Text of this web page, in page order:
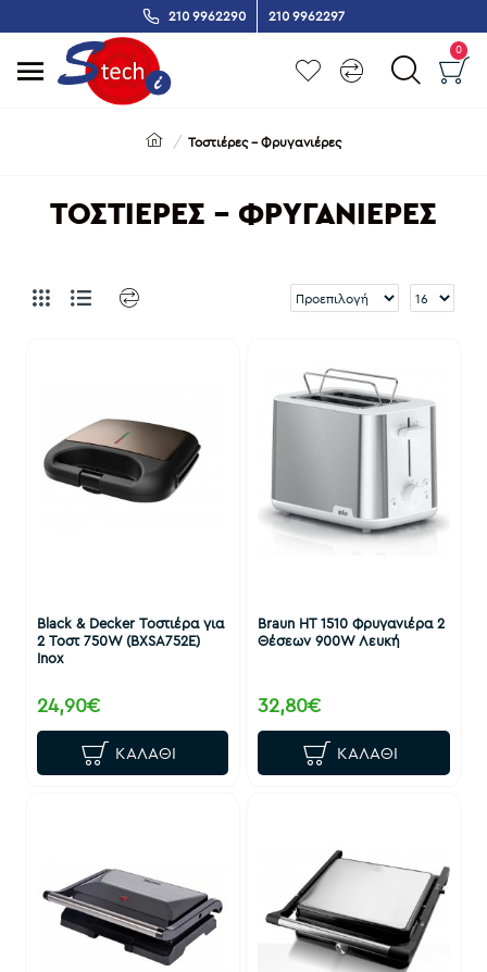
210 9962290 210 9962297
0
Τοστιέρες - Φρυγανιέρες
ΤΟΣΤΙΈΡΕΣ - ΦΡΥΓΑΝΙΈΡΕΣ
Black & Decker Τοστιέρα για
2 Τοστ 750W (BXSA752E)
Inox
24,90€
ΚΑΛΆΘΙ
Braun HT 1510 Φρυγανιέρα 2
Θέσεων 900W Λευκή
32,80€
ΚΑΛΆΘΙ